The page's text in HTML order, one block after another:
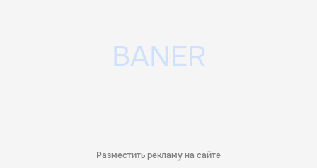
Разместить рекламу на сайте